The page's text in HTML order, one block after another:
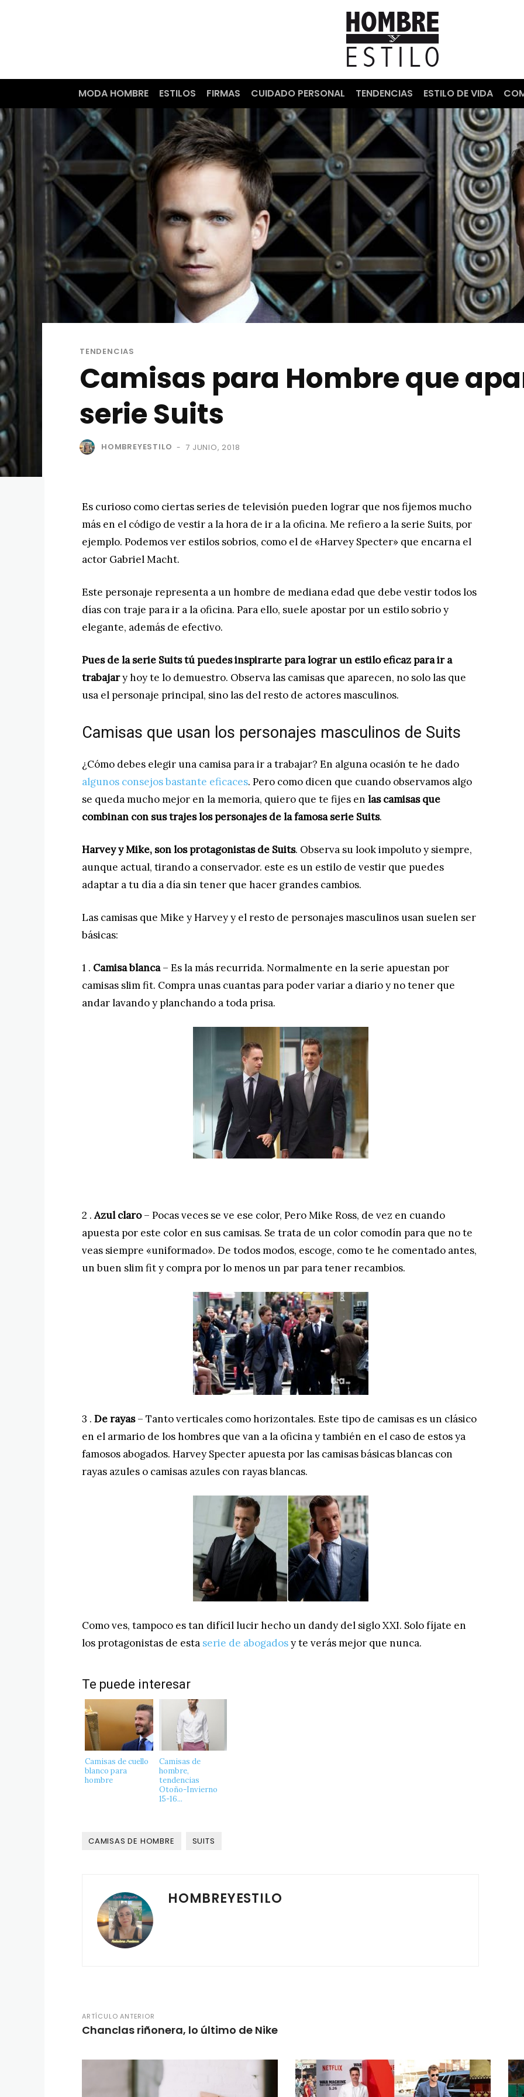
MODA HOMBRE ESTILOS FIRMAS CUIDADO PERSONAL TENDENCIAS ESTILO DE VIDA
TENDENCIAS
Camisas para Hombre que
serie Suits
HOMBREYESTILO - 7 JUNIO, 2018
Es curioso como ciertas series de televisión pueden lograr que nos fijemos mucho
más en el código de vestir a la hora de ir a la oficina. Me refiero a la serie Suits, por
ejemplo. Podemos ver estilos sobrios, como el de «Harvey Specter» que encarna el
actor Gabriel Macht.
Este personaje representa a un hombre de mediana edad que debe vestir todos los
días con traje para ir a la oficina. Para ello, suele apostar por un estilo sobrio y
elegante, además de efectivo.
Pues de la serie Suits tú puedes inspirarte para lograr un estilo eficaz para ir a
trabajary hoy te lo demuestro. Observa las camisas que aparecen, no solo las que
usa el personaje principal, sino las del resto de actores masculinos.
Camisas que usan los personajes masculinos de Suits
¿Cómo debes elegir una camisa para ir a trabajar? En alguna ocasión te he dado
algunos consejos bastante eficaces. Pero como dicen que cuando observamos algo
se queda mucho mejor en la memoria, quiero que te fijes en las camisas que
combinan con sus trajes los personajes de la famosa serie Suits.
Harvey y Mike, son los protagonistas de Suits. Observa su look impoluto y siempre,
aunque actual, tirando a conservador. este es un estilo de vestir que puedes
adaptar a tu día a día sin tener que hacer grandes cambios.
Las camisas que Mike y Harvey y el resto de personajes masculinos usan suelen ser
básicas:
1 . Camisa blanca– Es la más recurrida. Normalmente en la serie apuestan por
camisas slim fit. Compra unas cuantas para poder variar a diario y no tener que
andar lavando y planchando a toda prisa.
2 .Azul claro– Pocas veces se ve ese color, Pero Mike Ross, de vez en cuando
apuesta por este color en sus camisas. Se trata de un color comodín para que no te
veas siempre «uniformado». De todos modos, escoge, como te he comentado antes,
un buen slim fit y compra por lo menos un par para tener recambios.
3 . De rayas– Tanto verticales como horizontales. Este tipo de camisas es un clásico
en el armario de los hombres que van a la oficina y también en el caso de estos ya
famosos abogados. Harvey Specter apuesta por las camisas básicas blancas con
rayas azules o camisas azules con rayas blancas.
Como ves, tampoco es tan difícil lucir hecho un dandy del siglo XXI. Solo fíjate en
los protagonistas de esta serie de abogadosy te verás mejor que nunca.
Te puede interesar
Camisas de cuello
blanco para
hombre
Camisas de
hombre,
tendencias
Otoño-Invierno
15-16...
CAMISAS DE HOMBRE SUITS
HOMBREYESTILO
ARTÍCULO ANTERIOR
Chanclas riñonera, lo último de Nike